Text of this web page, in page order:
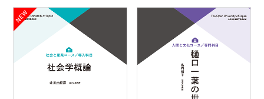
NEW